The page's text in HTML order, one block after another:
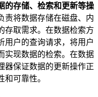
的存储、检索和更新等操
责将数据存储在磁盘、内
存取需求。在数据检索方
用户的查询请求，将用户
实现数据的检索。在数据
器保证数据的更新操作正
可靠性。